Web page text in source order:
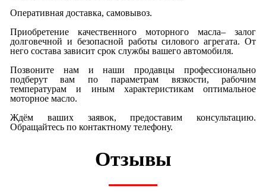
Оперативная доставка, самовывоз.
Приобретение качественного моторного масла– залог
долговечной и безопасной работы силового агрегата. От
него состава зависит срок службы вашего автомобиля.
Позвоните нам и наши продавцы профессионально
подберут вам по параметрам вязкости, рабочим
температурам и иным характеристикам оптимальное
моторное масло.
Ждём ваших заявок, предоставим консультацию.
Обращайтесь по контактному телефону.
Отзывы